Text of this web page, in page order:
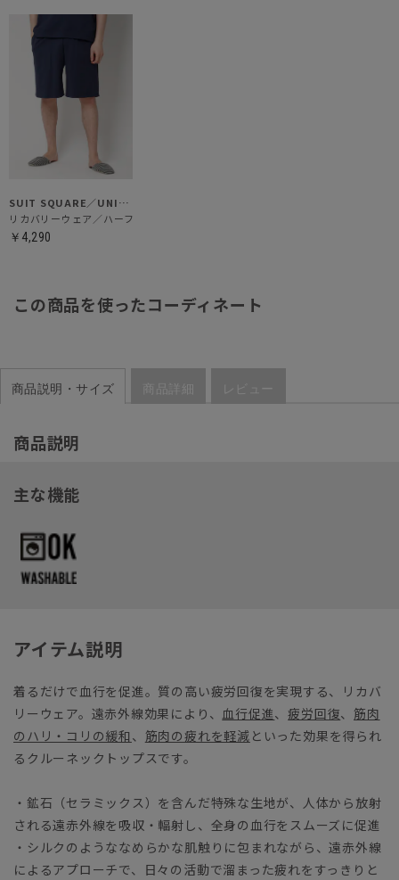
SUIT SQUARE／UNIVERSAL LANGUAGE
リカバリーウェア／ハーフパンツ
￥4,290
この商品を使ったコーディネート
商品説明・サイズ 商品詳細 レビュー
商品説明
主な機能
アイテム説明
着るだけで血行を促進。質の高い疲労回復を実現する、リカバ
リーウェア。遠赤外線効果により、血行促進、疲労回復、筋肉
のハリ・コリの緩和 、 筋肉の疲れを軽減 といった効果を得られ
るクルーネックトップスです。
・鉱石（セラミックス）を含んだ特殊な生地が、人体から放射
される遠赤外線を吸収・輻射し、全身の血行をスムーズに促進
・シルクのようななめらかな肌触りに包まれながら、遠赤外線
によるアプローチで、日々の活動で溜まった疲れをすっきりと